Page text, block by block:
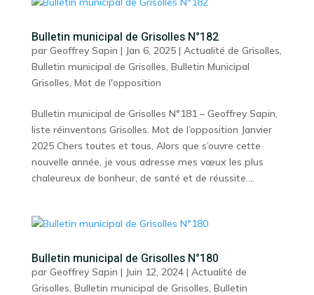
Bulletin municipal de Grisolles N°182
par Geoffrey Sapin | Jan 6, 2025| Actualité de Grisolles,
Bulletin municipal de Grisolles, Bulletin Municipal
Grisolles, Mot de l'opposition
Bulletin municipal de Grisolles N°181 – Geoffrey Sapin,
liste réinventons Grisolles. Mot de l’opposition Janvier
2025 Chers toutes et tous, Alors que s’ouvre cette
nouvelle année, je vous adresse mes vœux les plus
chaleureux de bonheur, de santé et de réussite....
Bulletin municipal de Grisolles N°180
par Geoffrey Sapin | Juin 12, 2024| Actualité de
Grisolles, Bulletin municipal de Grisolles, Bulletin